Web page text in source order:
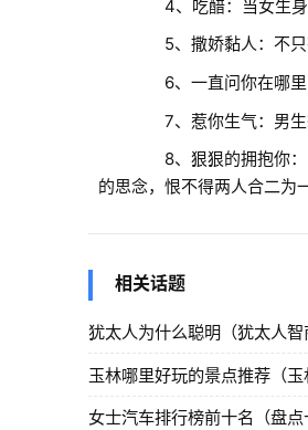
4、吃醋：当女生身
5、撒娇黏人：不只
6、一直问你在哪里
7、惹你生气：男生
8、狠狠的拥抱你：
的思念，恨不得两人合二为一
相关话题
犹太人为什么聪明（犹太人智
玉林哪里好玩的景点推荐（玉
女士汽车排行榜前十名（盘点